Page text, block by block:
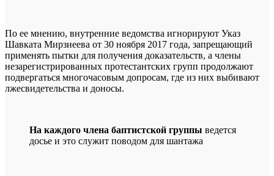
По ее мнению, внутренние ведомства игнорируют Указ
Шавката Мирзиеева от 30 ноября 2017 года, запрещающий
применять пытки для получения доказательств, а члены
незарегистрированных протестантских групп продолжают
подвергаться многочасовым допросам, где из них выбивают
лжесвидетельства и доносы.
На каждого члена баптистской группы ведется
досье и это служит поводом для шантажа